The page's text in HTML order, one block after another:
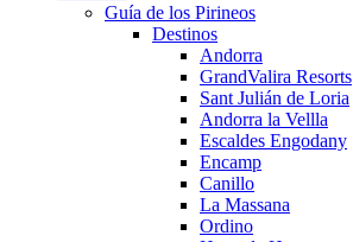
Guía de los Pirineos
Destinos
Andorra
GrandValira Resorts
Sant Julián de Loria
Andorra la Vellla
Escaldes Engodany
Encamp
Canillo
La Massana
Ordino